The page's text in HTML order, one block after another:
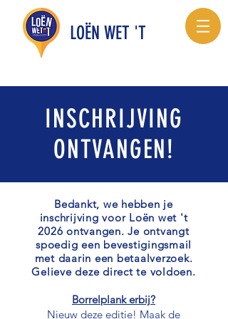
LOËN WET 'T
INSCHRIJVING
ONTVANGEN!
Bedankt, we hebben je
inschrijving voor Loën wet 't
2026 ontvangen. Je ontvangt
spoedig een bevestigingsmail
met daarin een betaalverzoek.
Gelieve deze direct te voldoen.
Borrelplank erbij?
Nieuw deze editie! Maak de